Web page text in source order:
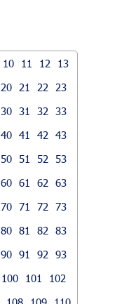
10 11 12
13
20 21 22
23
30 31 32
33
40 41 42
43
50 51 52
53
60 61 62
63
70 71 72
73
80 81 82
83
90 91 92
93
100 101
102